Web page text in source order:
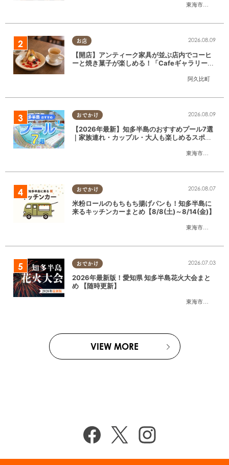
東海市
,大府市
お店
阿久比町
2026.08.09
【開店】アンティーク家具が並ぶ店内でコーヒ
ーと焼き菓子が楽しめる！「CafeギャラリーA
おでかけ
東海市
,大府市
2026.08.09
【2026年最新】知多半島のおすすめプール7選
｜家族連れ・カップル・大人も楽しめるスポッ
おでかけ
東海市
,大府市
2026.08.07
米粉ロールのもちもち揚げパンも！知多半島に
来るキッチンカーまとめ【8/8(土)～8/14(金)】
おでかけ
東海市
,大府市
2026.07.03
2026年最新版！愛知県 知多半島花火大会まと
め 【随時更新】
VIEW MORE